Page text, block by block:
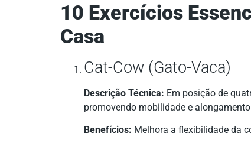
10 Exercícios
Casa
Cat-Cow (Gato-Vaca)
Descrição Técnica: Em posição de
promovendo mobilidade e
Benefícios: Melhora a flexibilidade da